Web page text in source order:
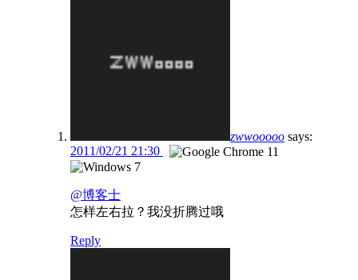
zwwooooo says:
2011/02/21 21:30
@博客士
怎样左右拉？我没折腾过哦
Reply